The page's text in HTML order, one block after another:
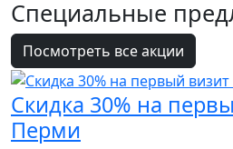
Специальные
Посмотреть все акции
Скидка 30% на
Перми